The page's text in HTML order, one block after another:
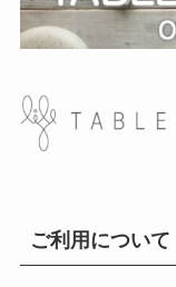
ご利用について